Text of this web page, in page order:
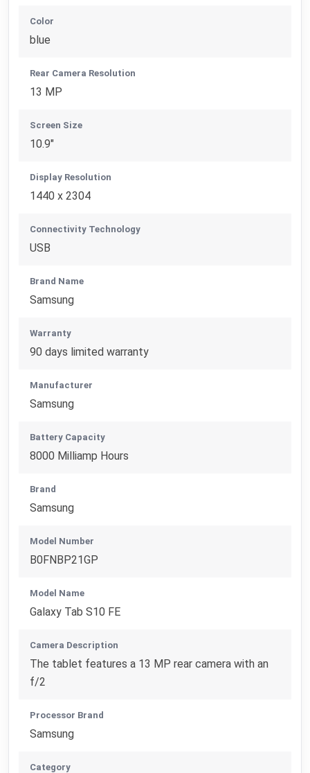
Color
blue
Rear Camera Resolution
13 MP
Screen Size
10.9"
Display Resolution
1440 x 2304
Connectivity Technology
USB
Brand Name
Samsung
Warranty
90 days limited warranty
Manufacturer
Samsung
Battery Capacity
8000 Milliamp Hours
Brand
Samsung
Model Number
B0FNBP21GP
Model Name
Galaxy Tab S10 FE
Camera Description
The tablet features a 13 MP rear camera with an
f/2
Processor Brand
Samsung
Category